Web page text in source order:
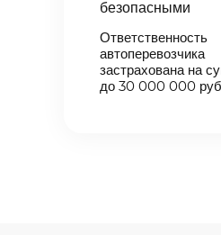
безопасными
Ответственность
автоперевозчика
застрахована на
до 30 000 000